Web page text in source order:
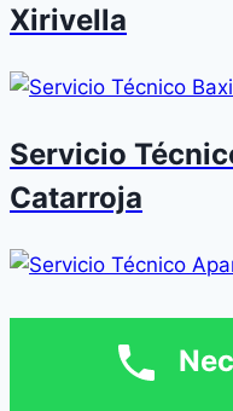
Xirivella
Servicio
Catarroja